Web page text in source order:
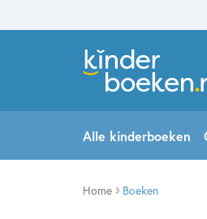
Alle kinderboeken
Home Boeken